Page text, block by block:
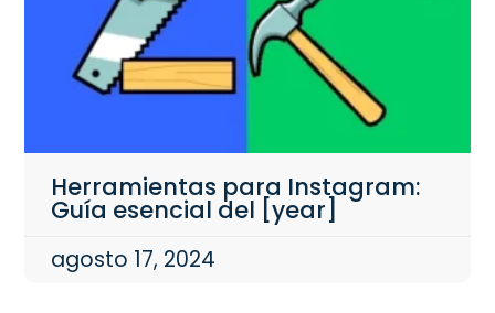
Herramientas para Instagram:
Guía esencial del [year]
agosto 17, 2024